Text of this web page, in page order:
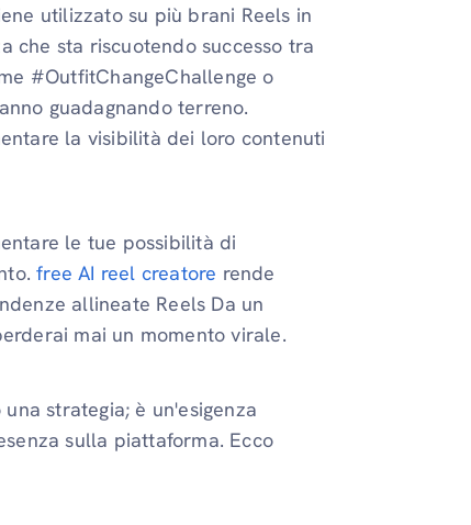
utilizzato su più brani Reels in
che sta riscuotendo successo tra
#OutfitChangeChallenge o
guadagnando terreno.
la visibilità dei loro contenuti
le tue possibilità di
free AI reel creatore rende
allineate Reels Da un
mai un momento virale.
strategia; è un'esigenza
sulla piattaforma. Ecco